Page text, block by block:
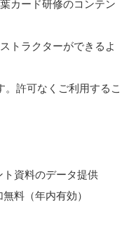
カード研修のコンテン
トラクターができるよ
許可なくご利用するこ
ト資料のデータ提供
料（年内有効）